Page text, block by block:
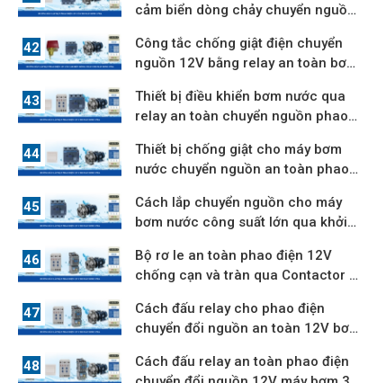
cảm biển dòng chảy chuyển nguồn
Công tắc chống giật điện chuyển
nguồn 12V bằng relay an toàn bơm
Thiết bị điều khiển bơm nước qua
relay an toàn chuyển nguồn phao
Thiết bị chống giật cho máy bơm
nước chuyển nguồn an toàn phao
Cách lắp chuyển nguồn cho máy
bơm nước công suất lớn qua khởi
Bộ rơ le an toàn phao điện 12V
chống cạn và tràn qua Contactor 3
Cách đấu relay cho phao điện
chuyển đổi nguồn an toàn 12V bơm
Cách đấu relay an toàn phao điện